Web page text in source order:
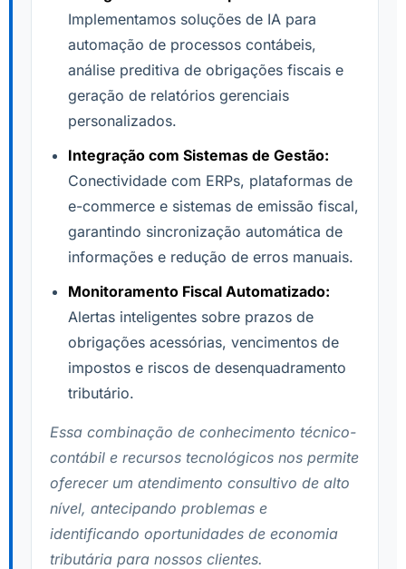
Implementamos soluções de IA para
automação de processos contábeis,
análise preditiva de obrigações fiscais e
geração de relatórios gerenciais
personalizados.
Integração com Sistemas de Gestão:
Conectividade com ERPs, plataformas de
e-commerce e sistemas de emissão fiscal,
garantindo sincronização automática de
informações e redução de erros manuais.
Monitoramento Fiscal Automatizado:
Alertas inteligentes sobre prazos de
obrigações acessórias, vencimentos de
impostos e riscos de desenquadramento
tributário.
Essa combinação de conhecimento técnico-
contábil e recursos tecnológicos nos permite
oferecer um atendimento consultivo de alto
nível, antecipando problemas e
identificando oportunidades de economia
tributária para nossos clientes.